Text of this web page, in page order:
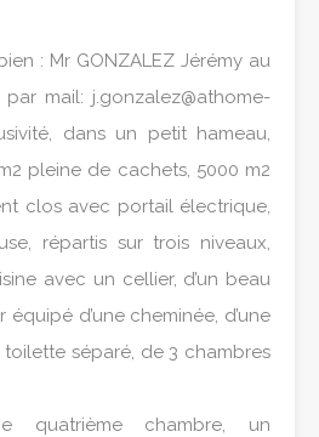
: Mr GONZALEZ Jérémy au
mail: j.gonzalez@athome-
dans un petit hameau,
pleine de cachets, 5000 m2
clos avec portail électrique,
répartis sur trois niveaux,
avec un cellier, d’un beau
d’une cheminée, d’une
toilette séparé, de 3 chambres
quatrième chambre, un